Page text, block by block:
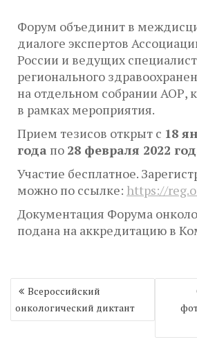
Форум объединит в
диалоге экспертов
России и ведущих
регионального
на отдельном собрании АОР,
в рамках мероприятия.
Прием тезисов открыт с 18
года по 28 февраля 2022
Участие бесплатное.
можно по ссылке: https://
Документация Форума
подана на аккредитацию в
Навигация
по
записям
Всероссийский
онкологический диктант